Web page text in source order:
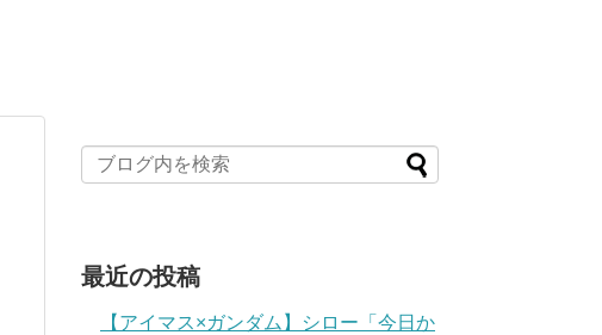
最近の投稿
【アイマス×ガンダム】シロー「今日か